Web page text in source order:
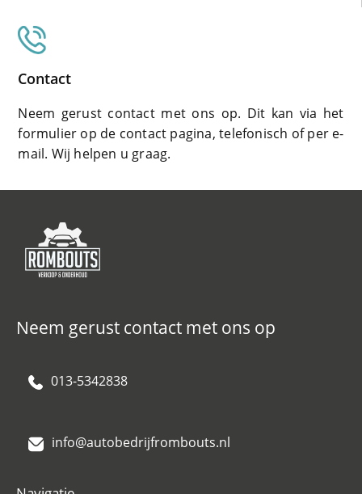
Contact
Neem gerust contact met ons op. Dit kan via het
formulier op de contact pagina, telefonisch of per e-
mail. Wij helpen u graag.
Neem gerust contact met ons op
013-5342838
info@autobedrijfrombouts.nl